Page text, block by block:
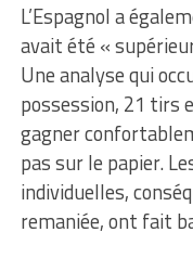
L’Espagnol a
avait été «
Une analyse qui
possession, 21 tirs
gagner
pas sur le papier.
individuelles,
remaniée, ont fait